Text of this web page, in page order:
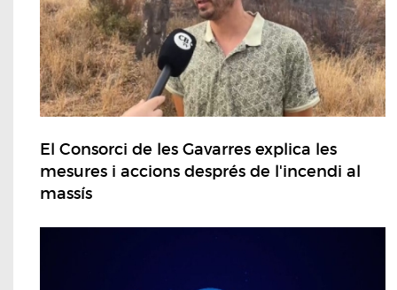
El Consorci de les Gavarres explica les
mesures i accions després de l'incendi al
massís